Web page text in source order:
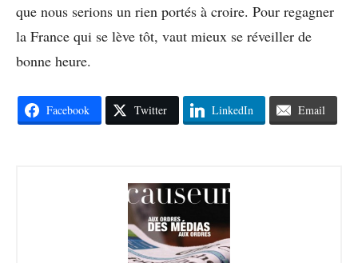
que nous serions un rien portés à croire. Pour regagner
la France qui se lève tôt, vaut mieux se réveiller de
bonne heure.
Facebook Twitter LinkedIn Email